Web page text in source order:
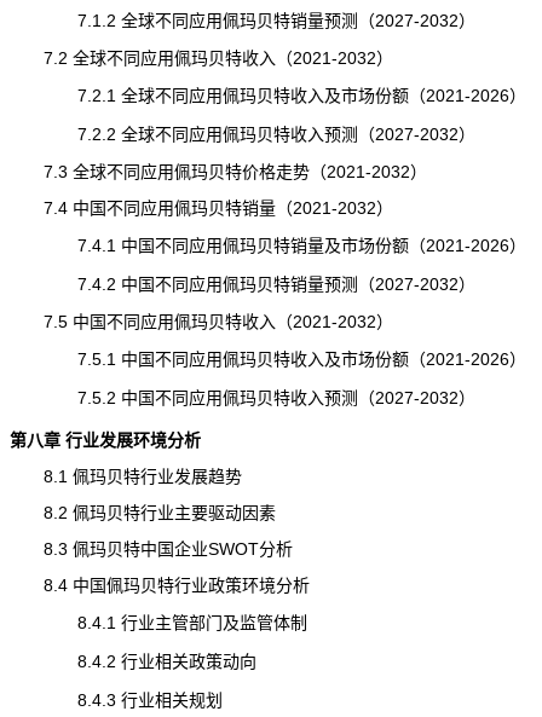
7.1.2 全球不同应用佩玛贝特销量预测（2027-2032）
7.2 全球不同应用佩玛贝特收入（2021-2032）
7.2.1 全球不同应用佩玛贝特收入及市场份额（2021-2026）
7.2.2 全球不同应用佩玛贝特收入预测（2027-2032）
7.3 全球不同应用佩玛贝特价格走势（2021-2032）
7.4 中国不同应用佩玛贝特销量（2021-2032）
7.4.1 中国不同应用佩玛贝特销量及市场份额（2021-2026）
7.4.2 中国不同应用佩玛贝特销量预测（2027-2032）
7.5 中国不同应用佩玛贝特收入（2021-2032）
7.5.1 中国不同应用佩玛贝特收入及市场份额（2021-2026）
7.5.2 中国不同应用佩玛贝特收入预测（2027-2032）
第八章 行业发展环境分析
8.1 佩玛贝特行业发展趋势
8.2 佩玛贝特行业主要驱动因素
8.3 佩玛贝特中国企业SWOT分析
8.4 中国佩玛贝特行业政策环境分析
8.4.1 行业主管部门及监管体制
8.4.2 行业相关政策动向
8.4.3 行业相关规划